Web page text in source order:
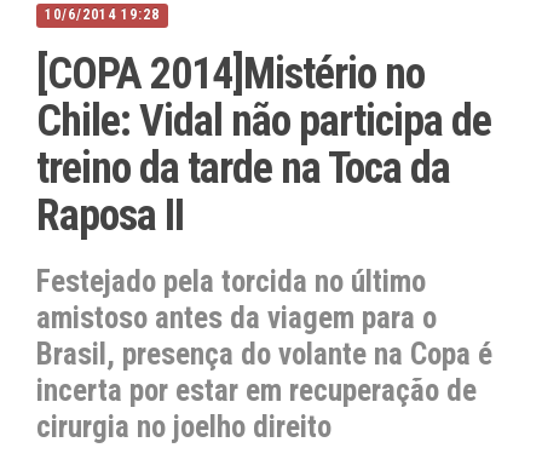
10/6/2014 19:28
[COPA 2014]Mistério no
Chile: Vidal não participa de
treino da tarde na Toca da
Raposa II
Festejado pela torcida no último
amistoso antes da viagem para o
Brasil, presença do volante na Copa é
incerta por estar em recuperação de
cirurgia no joelho direito